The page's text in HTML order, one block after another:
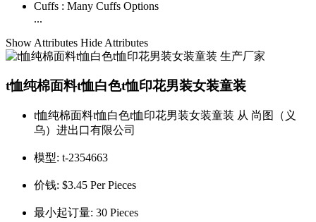
Cuffs : Many Cuffs Options
...
Show Attributes Hide Attributes
t恤纯棉面料t恤白色t恤印花男装女装童装
t恤纯棉面料t恤白色t恤印花男装女装童装 从 尚图（义
乌）进出口有限公司
模型: t-2354663
价钱: $3.45 Per Pieces
最小起订量: 30 Pieces